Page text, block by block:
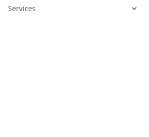
Services